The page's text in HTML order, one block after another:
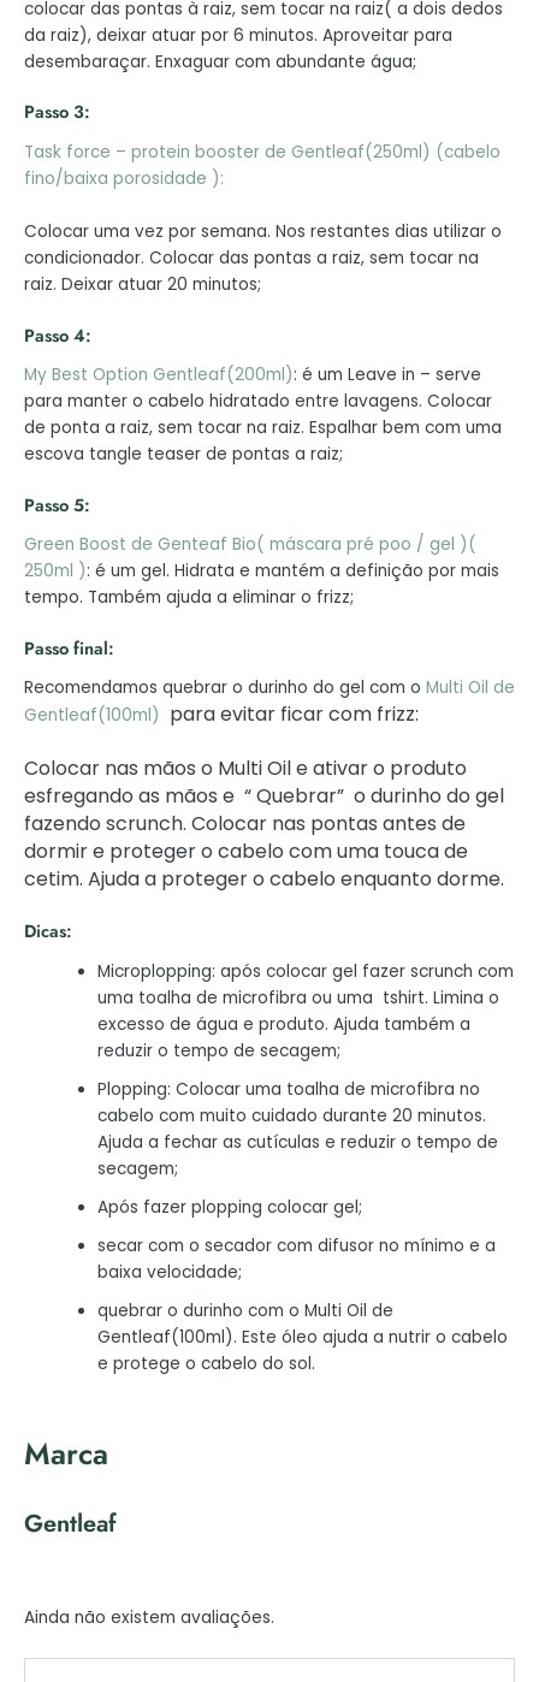
colocar das pontas à raiz, sem tocar na raiz( a dois dedos
da raiz), deixar atuar por 6 minutos. Aproveitar para
desembaraçar. Enxaguar com abundante água;
Passo 3:
Task force – protein booster de Gentleaf(250ml) (cabelo
fino/baixa porosidade ):
Colocar uma vez por semana. Nos restantes dias utilizar o
condicionador. Colocar das pontas a raiz, sem tocar na
raiz. Deixar atuar 20 minutos;
Passo 4:
My Best Option Gentleaf(200ml): é um Leave in – serve
para manter o cabelo hidratado entre lavagens. Colocar
de ponta a raiz, sem tocar na raiz. Espalhar bem com uma
escova tangle teaser de pontas a raiz;
Passo 5:
Green Boost de Genteaf Bio( máscara pré poo / gel )(
250ml ): é um gel. Hidrata e mantém a definição por mais
tempo. Também ajuda a eliminar o frizz;
Passo final:
Recomendamos quebrar o durinho do gel com o Multi Oil de
Gentleaf(100ml) para evitar ficar com frizz:
Colocar nas mãos o Multi Oil e ativar o produto
esfregando as mãos e “ Quebrar” o durinho do gel
fazendo scrunch. Colocar nas pontas antes de
dormir e proteger o cabelo com uma touca de
cetim. Ajuda a proteger o cabelo enquanto dorme.
Dicas:
Microplopping: após colocar gel fazer scrunch com
uma toalha de microfibra ou uma tshirt. Limina o
excesso de água e produto. Ajuda também a
reduzir o tempo de secagem;
Plopping: Colocar uma toalha de microfibra no
cabelo com muito cuidado durante 20 minutos.
Ajuda a fechar as cutículas e reduzir o tempo de
secagem;
Após fazer plopping colocar gel;
secar com o secador com difusor no mínimo e a
baixa velocidade;
quebrar o durinho com o Multi Oil de
Gentleaf(100ml). Este óleo ajuda a nutrir o cabelo
e protege o cabelo do sol.
Marca
Gentleaf
Ainda não existem avaliações.